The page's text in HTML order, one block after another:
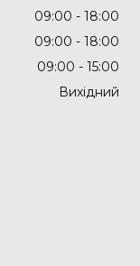
09:00
18:00
09:00
18:00
09:00
15:00
Вихідний